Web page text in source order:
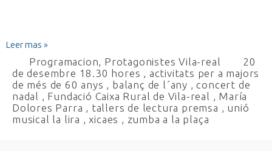
Leer mas »
Programacion, Protagonistes Vila-real
20
de desembre 18.30 hores , activitats per a majors
de més de 60 anys , balanç de l´any ,concert de
nadal , Fundació Caixa Rural de Vila-real , María
Dolores Parra , tallers de lectura premsa , unió
musical la lira , xicaes , zumba a la plaça